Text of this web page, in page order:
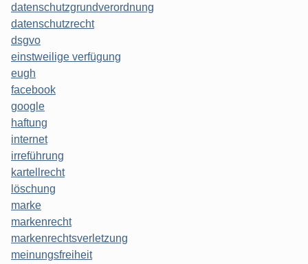
datenschutzgrundverordnung
datenschutzrecht
dsgvo
einstweilige verfügung
eugh
facebook
google
haftung
internet
irreführung
kartellrecht
löschung
marke
markenrecht
markenrechtsverletzung
meinungsfreiheit